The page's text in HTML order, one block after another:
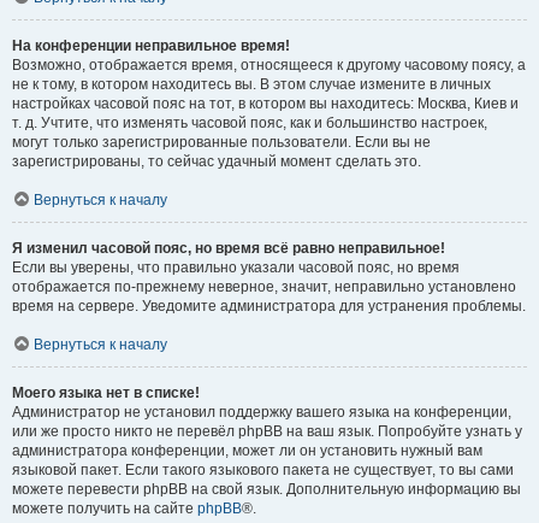
На конференции неправильное время!
Возможно, отображается время, относящееся к другому часовому поясу, а
не к тому, в котором находитесь вы. В этом случае измените в личных
настройках часовой пояс на тот, в котором вы находитесь: Москва, Киев и
т. д. Учтите, что изменять часовой пояс, как и большинство настроек,
могут только зарегистрированные пользователи. Если вы не
зарегистрированы, то сейчас удачный момент сделать это.
Вернуться к началу
Я изменил часовой пояс, но время всё равно неправильное!
Если вы уверены, что правильно указали часовой пояс, но время
отображается по-прежнему неверное, значит, неправильно установлено
время на сервере. Уведомите администратора для устранения проблемы.
Вернуться к началу
Моего языка нет в списке!
Администратор не установил поддержку вашего языка на конференции,
или же просто никто не перевёл phpBB на ваш язык. Попробуйте узнать у
администратора конференции, может ли он установить нужный вам
языковой пакет. Если такого языкового пакета не существует, то вы сами
можете перевести phpBB на свой язык. Дополнительную информацию вы
можете получить на сайте phpBB®.